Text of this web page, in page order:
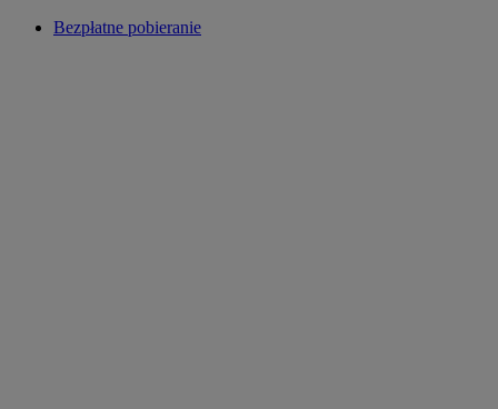
Bezpłatne pobieranie